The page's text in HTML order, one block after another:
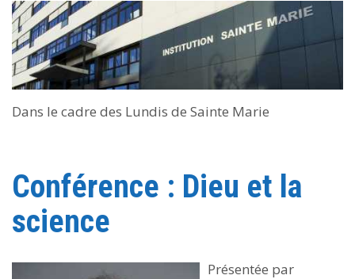
Dans le cadre des Lundis de Sainte Marie
Conférence : Dieu et la
science
Présentée par